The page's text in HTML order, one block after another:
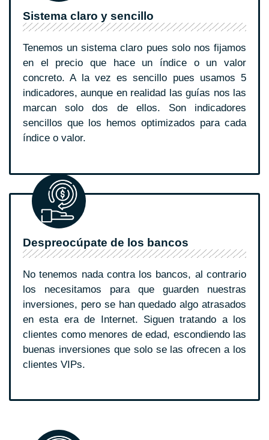
Sistema claro y sencillo
Tenemos un sistema claro pues solo nos fijamos
en el precio que hace un índice o un valor
concreto. A la vez es sencillo pues usamos 5
indicadores, aunque en realidad las guías nos las
marcan solo dos de ellos. Son indicadores
sencillos que los hemos optimizados para cada
índice o valor.
Despreocúpate de los bancos
No tenemos nada contra los bancos, al contrario
los necesitamos para que guarden nuestras
inversiones, pero se han quedado algo atrasados
en esta era de Internet. Siguen tratando a los
clientes como menores de edad, escondiendo las
buenas inversiones que solo se las ofrecen a los
clientes VIPs.